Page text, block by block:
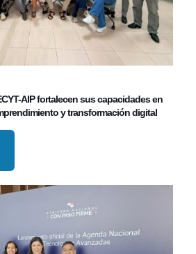
AIP fortalecen sus capacidades en
y transformación digital